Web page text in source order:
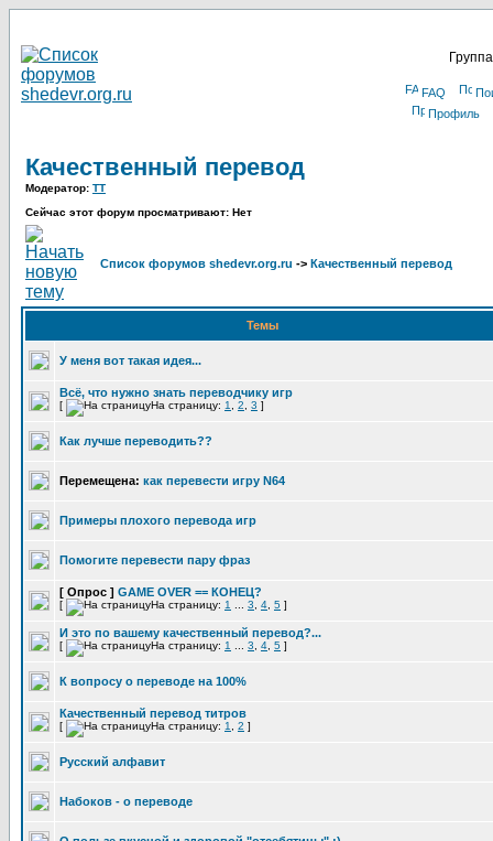
FAQ
Профиль
Качественный перевод
Модератор: TT
Сейчас этот форум просматривают: Нет
Список форумов shedevr.org.ru -> Качественный перевод
Темы
У меня вот такая идея...
Всё, что нужно знать переводчику игр
[ На страницу: 1 2 3 ]
Как лучше переводить??
Перемещена: как перевести игру N64
Примеры плохого перевода игр
Помогите перевести пару фраз
[ Опрос ] GAME OVER == КОНЕЦ?
[ На страницу: 1 3 4 5 ]
И это по вашему качественный перевод?...
[ На страницу: 1 3 4 5 ]
К вопросу о переводе на 100%
Качественный перевод титров
[ На страницу: 1 2 ]
Русский алфавит
Набоков - о переводе